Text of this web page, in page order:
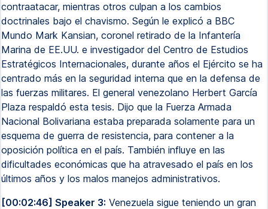
contraatacar, mientras otros culpan a los cambios
doctrinales bajo el chavismo. Según le explicó a BBC
Mundo Mark Kansian, coronel retirado de la Infantería
Marina de EE.UU. e investigador del Centro de Estudios
Estratégicos Internacionales, durante años el Ejército se ha
centrado más en la seguridad interna que en la defensa de
las fuerzas militares. El general venezolano Herbert García
Plaza respaldó esta tesis. Dijo que la Fuerza Armada
Nacional Bolivariana estaba preparada solamente para un
esquema de guerra de resistencia, para contener a la
oposición política en el país. También influye en las
dificultades económicas que ha atravesado el país en los
últimos años y los malos manejos administrativos.
[00:02:46] Speaker 3: Venezuela sigue teniendo un gran